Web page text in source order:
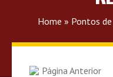
Home » Pontos de
Página Anterior